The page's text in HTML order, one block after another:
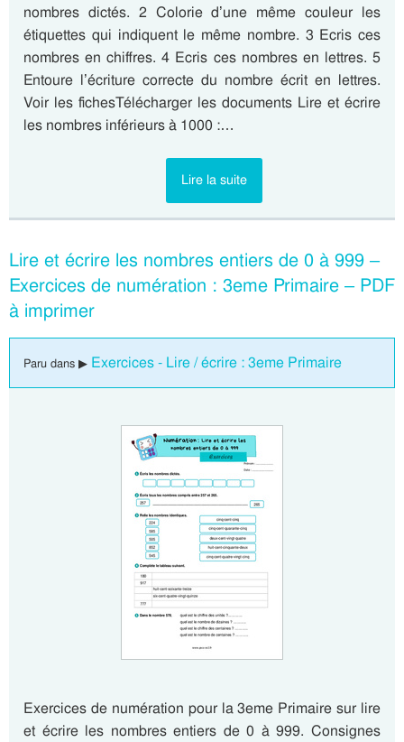
nombres dictés. 2 Colorie d’une même couleur les
étiquettes qui indiquent le même nombre. 3 Ecris ces
nombres en chiffres. 4 Ecris ces nombres en lettres. 5
Entoure l’écriture correcte du nombre écrit en lettres.
Voir les fichesTélécharger les documents Lire et écrire
les nombres inférieurs à 1000 :…
Lire la suite
Lire et écrire les nombres entiers de 0 à 999 –
Exercices de numération : 3eme Primaire – PDF
à imprimer
Paru dans ▶ Exercices - Lire / écrire : 3eme Primaire
Exercices de numération pour la 3eme Primaire sur lire
et écrire les nombres entiers de 0 à 999. Consignes